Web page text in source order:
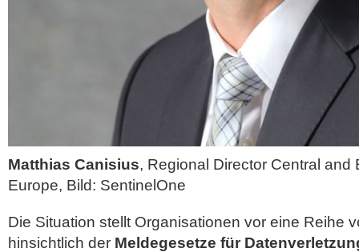
Matthias Canisius, Regional Director Central and
Europe, Bild: SentinelOne
Die Situation stellt Organisationen vor eine Reihe
hinsichtlich der Meldegesetze für